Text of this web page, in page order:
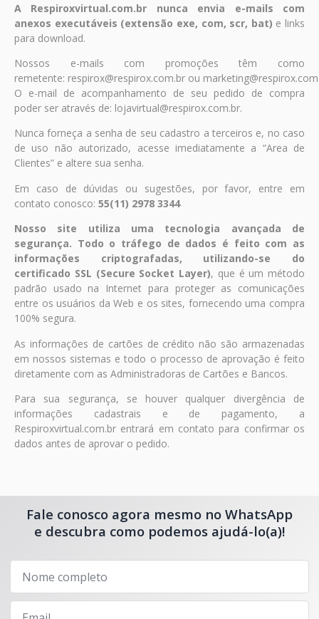
A Respiroxvirtual.com.br nunca envia e-mails com
anexos executáveis (extensão exe, com, scr, bat) e links
para download.
Nossos e-mails com promoções têm como
remetente: respirox@respirox.com.br ou
O e-mail de acompanhamento de seu pedido de compra
poder ser através de: lojavirtual@respirox.com.br.
Nunca forneça a senha de seu cadastro a terceiros e, no caso
de uso não autorizado, acesse imediatamente a “Area de
Clientes” e altere sua senha.
Em caso de dúvidas ou sugestões, por favor, entre em
contato conosco: 55(11) 2978 3344
Nosso site utiliza uma tecnologia avançada de
segurança. Todo o tráfego de dados é feito com as
informações criptografadas, utilizando-se do
certificado SSL (Secure Socket Layer), que é um método
padrão usado na Internet para proteger as comunicações
entre os usuários da Web e os sites, fornecendo uma compra
100% segura.
As informações de cartões de crédito não são armazenadas
em nossos sistemas e todo o processo de aprovação é feito
diretamente com as Administradoras de Cartões e Bancos.
Para sua segurança, se houver qualquer divergência de
informações cadastrais e de pagamento, a
Respiroxvirtual.com.br entrará em contato para confirmar os
dados antes de aprovar o pedido.
Fale conosco agora mesmo no WhatsApp
e descubra como podemos ajudá-lo(a)!